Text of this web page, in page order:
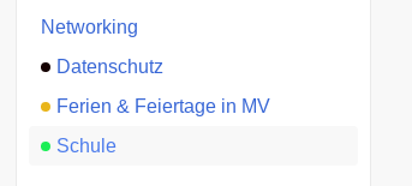
Networking
Datenschutz
Ferien & Feiertage in MV
Schule